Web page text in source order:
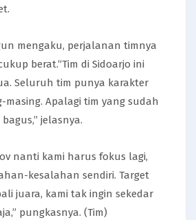
mengaku, perjalanan timnya
berat.“Tim di Sidoarjo ini
Seluruh tim punya karakter
masing. Apalagi tim yang sudah
jelasnya.
nanti kami harus fokus lagi,
kesalahan sendiri. Target
juara, kami tak ingin sekedar
pungkasnya. (Tim)